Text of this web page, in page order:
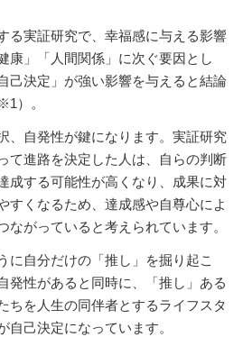
る実証研究で、幸福感に与える影響
康」「人間関係」に次ぐ要因とし
己決定」が強い影響を与えると結論
）。
、自発性が鍵になります。実証研究
て進路を決定した人は、自らの判断
成する可能性が高くなり、成果に対
すくなるため、達成感や自尊心によ
ながっていると考えられています。
自分だけの「推し」を掘り起こ
発性があると同時に、「推し」ある
ちを人生の同伴者とするライフスタ
自己決定になっています。